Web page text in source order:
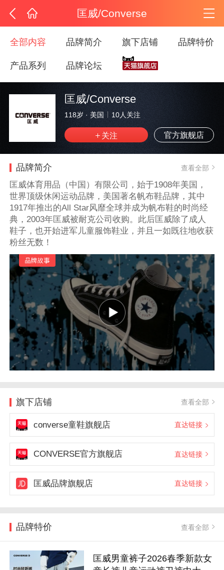
匡威/Converse
全部内容 品牌简介 旗下店铺 品牌特价
产品系列 品牌论坛
匡威/Converse
118岁 · 美国 10人关注
官方旗舰店
品牌简介 查看全部
匡威体育用品（中国）有限公司，始于1908年美国，
世界顶级休闲运动品牌，美国著名帆布鞋品牌，其中
1917年推出的All Star风靡全球并成为帆布鞋的时尚经
典，2003年匡威被耐克公司收购。此后匡威除了成人
鞋子，也开始进军儿童服饰鞋业，并且一如既往地收获
粉丝无数！
旗下店铺 查看全部
converse童鞋旗舰店 直达链接
CONVERSE官方旗舰店 直达链接
匡威品牌旗舰店 直达链接
品牌特价 查看全部
匡威男童裤子2026春季新款女